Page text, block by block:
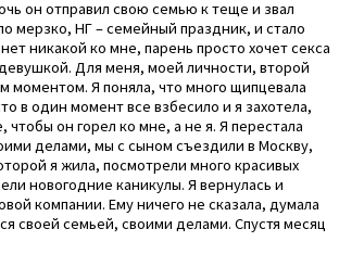
он отправил свою семью к теще и звал
мерзко, НГ – семейный праздник, и стало
никакой ко мне, парень просто хочет секса
Для меня, моей личности, второй
моментом. Я поняла, что много щипцевала
в один момент все взбесило и я захотела,
чтобы он горел ко мне, а не я. Я перестала
делами, мы с сыном съездили в Москву,
я жила, посмотрели много красивых
новогодние каникулы. Я вернулась и
компании. Ему ничего не сказала, думала
своей семьей, своими делами. Спустя месяц